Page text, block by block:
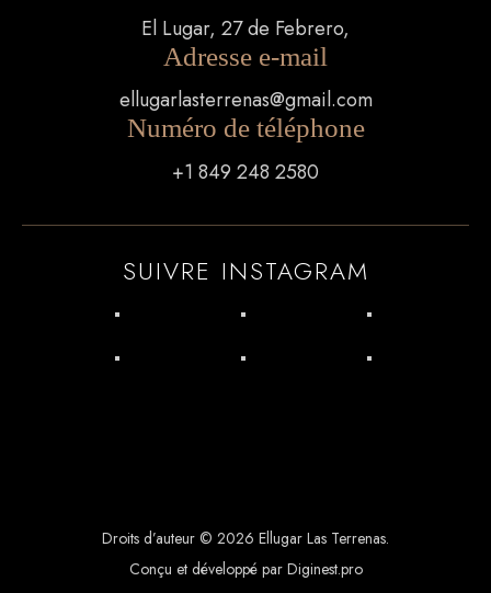
El Lugar, 27 de Febrero,
Adresse e-mail
ellugarlasterrenas@gmail.com
Numéro de téléphone
+1 849 248 2580
SUIVRE INSTAGRAM
Droits d’auteur © 2026 Ellugar Las Terrenas.
Conçu et développé par Diginest.pro